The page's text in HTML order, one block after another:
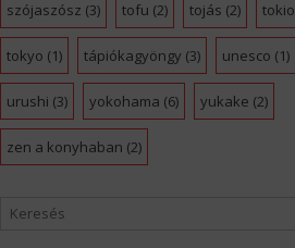
szójaszósz (3) tofu (2) tojás (2) tokio
tokyo (1) tápiókagyöngy (3) unesco (1)
urushi (3) yokohama (6) yukake (2)
zen a konyhaban (2)